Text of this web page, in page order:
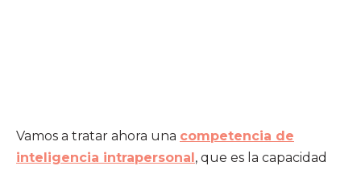
Vamos a tratar ahora una competencia de
inteligencia intrapersonal, que es la capacidad